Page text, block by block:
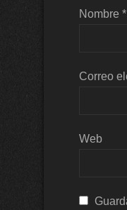
Nombre *
Correo
Web